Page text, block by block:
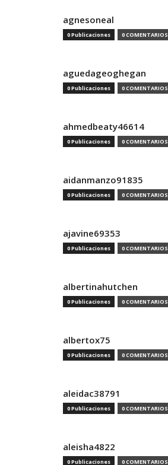
agnesoneal
0 Publicaciones 0 COMENTARIOS
aguedageoghegan
0 Publicaciones 0 COMENTARIOS
ahmedbeaty46614
0 Publicaciones 0 COMENTARIOS
aidanmanzo91835
0 Publicaciones 0 COMENTARIOS
ajavine69353
0 Publicaciones 0 COMENTARIOS
albertinahutchen
0 Publicaciones 0 COMENTARIOS
albertox75
0 Publicaciones 0 COMENTARIOS
aleidac38791
0 Publicaciones 0 COMENTARIOS
aleisha4822
0 Publicaciones 0 COMENTARIOS